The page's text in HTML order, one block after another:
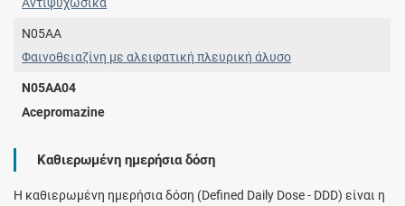
N05AA
Φαινοθειαζίνη με αλειφατική πλευρική άλυσο
N05AA04
Acepromazine
Καθιερωμένη ημερήσια δόση
H καθιερωμένη ημερήσια δόση (Defined Daily Dose - DDD) είναι η